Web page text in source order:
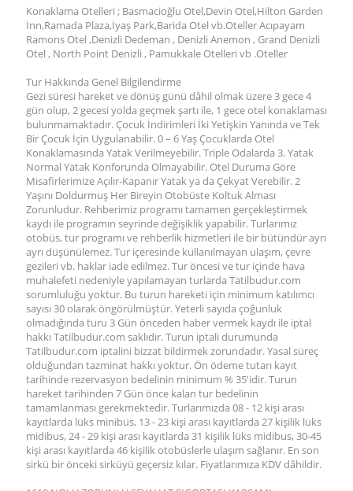
Konaklama Otelleri ; Basmacioğlu Otel,Devin Otel,Hilton Garden
İnn,Ramada Plaza,İyaş Park,Barida Otel vb.Oteller Acıpayam
Ramons Otel ,Denizli Dedeman , Denizli Anemon , Grand Denizli
Otel , North Point Denizli , Pamukkale Otelleri vb .Oteller
Tur Hakkında Genel Bilgilendirme
Gezi süresi hareket ve dönüş günü dâhil olmak üzere 3 gece 4
gün olup, 2 gecesi yolda geçmek şartı ile, 1 gece otel konaklaması
bulunmamaktadır. Çocuk İndirimleri İki Yetişkin Yanında ve Tek
Bir Çocuk İçin Uygulanabilir. 0 – 6 Yaş Çocuklarda Otel
Konaklamasında Yatak Verilmeyebilir. Triple Odalarda 3. Yatak
Normal Yatak Konforunda Olmayabilir. Otel Duruma Göre
Misafirlerimize Açılır-Kapanır Yatak ya da Çekyat Verebilir. 2
Yaşını Doldurmuş Her Bireyin Otobüste Koltuk Alması
Zorunludur. Rehberimiz programı tamamen gerçekleştirmek
kaydı ile programın seyrinde değişiklik yapabilir. Turlarımız
otobüs, tur programı ve rehberlik hizmetleri ile bir bütündür ayrı
ayrı düşünülemez. Tur içeresinde kullanılmayan ulaşım, çevre
gezileri vb. haklar iade edilmez. Tur öncesi ve tur içinde hava
muhalefeti nedeniyle yapılamayan turlarda Tatilbudur.com
sorumluluğu yoktur. Bu turun hareketi için minimum katılımcı
sayısı 30 olarak öngörülmüştür. Yeterli sayıda çoğunluk
olmadığında turu 3 Gün önceden haber vermek kaydı ile iptal
hakkı Tatilbudur.com saklıdır. Turun iptali durumunda
Tatilbudur.com iptalini bizzat bildirmek zorundadır. Yasal süreç
olduğundan tazminat hakkı yoktur. Ön ödeme tutarı kayıt
tarihinde rezervasyon bedelinin minimum % 35'idir. Turun
hareket tarihinden 7 Gün önce kalan tur bedelinin
tamamlanması gerekmektedir. Turlarımızda 08 - 12 kişi arası
kayıtlarda lüks minibüs, 13 - 23 kişi arası kayıtlarda 27 kişilik lüks
midibus, 24 - 29 kişi arası kayıtlarda 31 kişilik lüks midibus, 30-45
kişi arası kayıtlarda 46 kişilik otobüslerle ulaşım sağlanır. En son
sirkü bir önceki sirküyü geçersiz kılar. Fiyatlarımıza KDV dâhildir.